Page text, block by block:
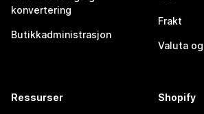
konvertering
Butikkadministrasjon
Frakt
Valuta
Ressurser Shopify